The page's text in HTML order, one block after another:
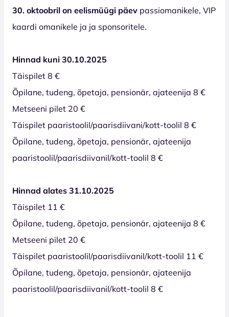
30. oktoobril on eelismüügi päev passiomanikele, VIP
kaardi omanikele ja ja sponsoritele.
Hinnad kuni 30.10.2025
Täispilet 8 €
Õpilane, tudeng, õpetaja, pensionär, ajateenija 8 €
Metseeni pilet 20 €
Täispilet paaristoolil/paarisdiivani/kott-toolil 8 €
Õpilane, tudeng, õpetaja, pensionär, ajateenija
paaristoolil/paarisdiivanil/kott-toolil 8 €
Hinnad alates 31.10.2025
Täispilet 11 €
Õpilane, tudeng, õpetaja, pensionär, ajateenija 8 €
Metseeni pilet 20 €
Täispilet paaristoolil/paarisdiivanil/kott-toolil 11 €
Õpilane, tudeng, õpetaja, pensionär, ajateenija
paaristoolil/paarisdiivanil/kott-toolil 8 €